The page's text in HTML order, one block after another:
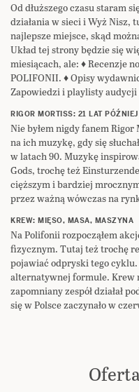
Od dłuższego czasu staram
działania w sieci i Wyż Nisz,
najlepsze miejsce, skąd
Układ tej strony będzie się
miesiącach, ale: ♦ Recenzje
POLIFONII. ♦ Opisy
Zapowiedzi i playlisty
RIGOR MORTISS: 21 LAT PÓŹNIEJ
Nie byłem nigdy fanem Rigor
na ich muzykę, gdy się
w latach 90. Muzykę
Gods, trochę też
cięższym i bardziej
przez ważną wówczas na
KREW: MIĘSO, MASA, MASZYNA
Na Polifonii rozpocząłem
fizycznym. Tutaj też trochę
pojawiać odpryski tego
alternatywnej formule. Krew
zapomniany zespół działał
się w Polsce zaczynało w